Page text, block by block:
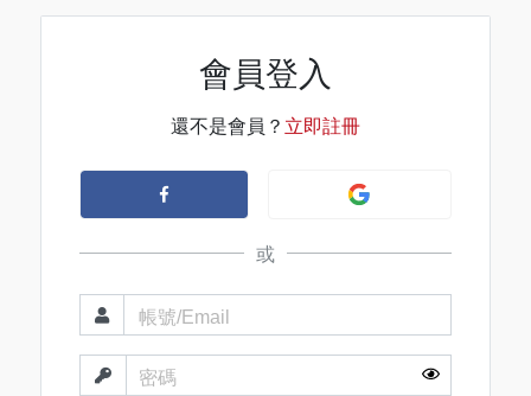
會員登入
還不是會員？ 立即註冊
或
帳號/Email
密碼